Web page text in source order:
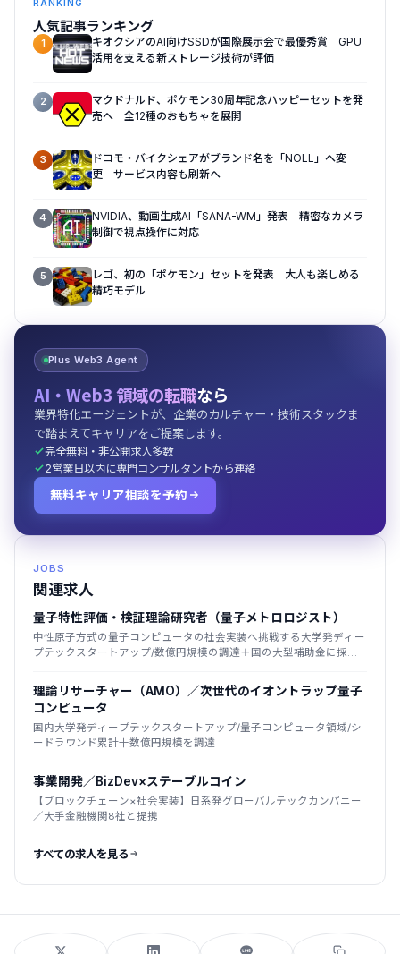
RANKING
人気記事ランキング
1
キオクシアのAI向けSSDが国際展示会で最優秀賞 GPU
活用を支える新ストレージ技術が評価
2
マクドナルド、ポケモン30周年記念ハッピーセットを発
売へ 全12種のおもちゃを展開
3
ドコモ・バイクシェアがブランド名を「NOLL」へ変
更 サービス内容も刷新へ
4
NVIDIA、動画生成AI「SANA-WM」発表 精密なカメラ
制御で視点操作に対応
5
レゴ、初の「ポケモン」セットを発表 大人も楽しめる
精巧モデル
Plus Web3 Agent
AI・Web3 領域の転職なら
業界特化エージェントが、企業のカルチャー・技術スタックま
で踏まえてキャリアをご提案します。
完全無料・非公開求人多数
2営業日以内に専門コンサルタントから連絡
無料キャリア相談を予約
JOBS
関連求人
量子特性評価・検証理論研究者（量子メトロロジスト）
中性原子方式の量子コンピュータの社会実装へ挑戦する大学発ディー
プテックスタートアップ/数億円規模の調達＋国の大型補助金に採
理論リサーチャー（AMO）／次世代のイオントラップ量子
コンピュータ
国内大学発ディープテックスタートアップ/量子コンピュータ領域/シ
ードラウンド累計十数億円規模を調達
事業開発／BizDev×ステーブルコイン
【ブロックチェーン×社会実装】日系発グローバルテックカンパニー
／大手金融機関8社と提携
すべての求人を見る